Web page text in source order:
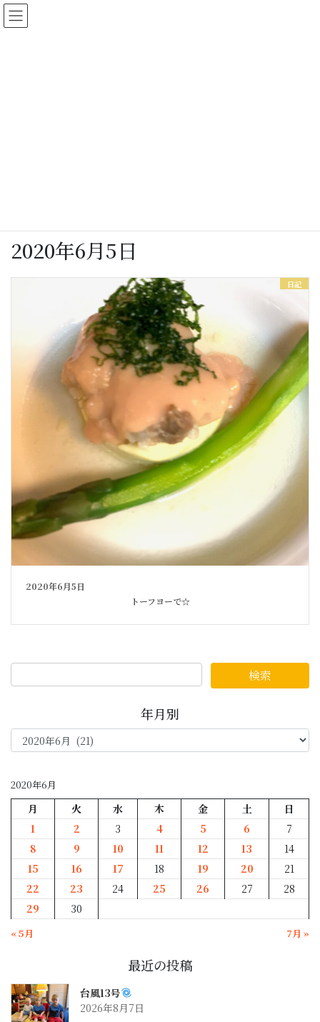
コ
ン
ナ
ビ
2020年6月5日
2020年6月5日
日記
トーフヨーで☆
年月別
年
月
2020年6月
月 火 水 木 金 土
日
1
2 3 4 5 6
7
8
9 10 11 12 13
14
15
16 17 18 19 20
21
22
23 24 25 26 27
28
29
30
« 5月 7月 »
最近の投稿
台風13号
2026年8月7日